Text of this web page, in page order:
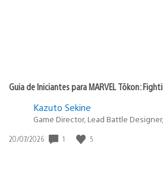
Guia de Iniciantes para MARVEL Tōkon:
Kazuto Sekine
Game Director, Lead Battle
Data
20/07/2026 1 5